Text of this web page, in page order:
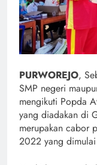
PURWOREJO,
SMP negeri
mengikuti Popda
yang diadakan di
merupakan cabor
2022 yang